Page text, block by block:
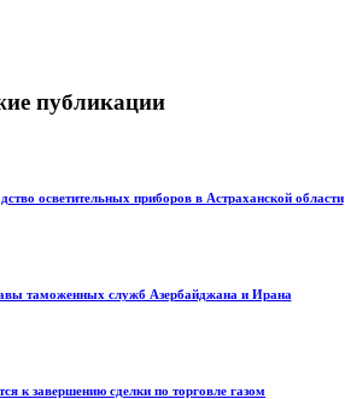
публикации
осветительных приборов в Астраханской области
таможенных служб Азербайджана и Ирана
к завершению сделки по торговле газом